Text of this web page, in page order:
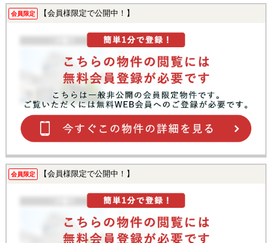
会員限定 【会員様限定で公開中！】
会員限定 【会員様限定で公開中！】